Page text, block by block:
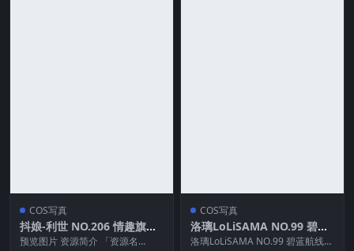
COS写真
抖娘-利世 NO.206 情趣旗袍
[38P-497M]
预览图片 资源简介 「资源名
COS写真
洛璃LoLiSAMA NO.99 碧蓝
航线 金鹿号
洛璃LoLiSAMA NO.99 碧蓝航线